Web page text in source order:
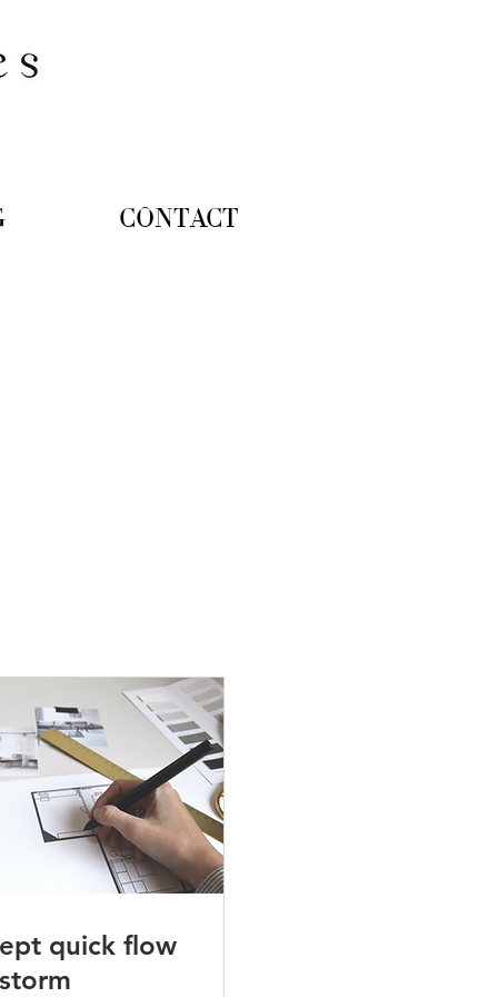
CONTACT
quick flow